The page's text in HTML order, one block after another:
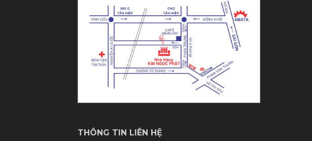
THÔNG TIN LIÊN HỆ